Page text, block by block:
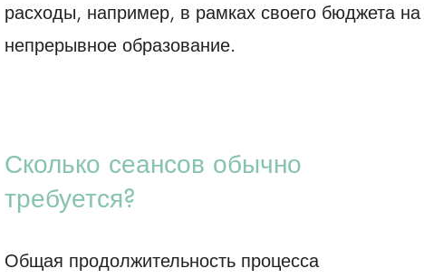
расходы, например, в рамках своего бюджета на
непрерывное образование.
Сколько сеансов обычно
требуется?
Общая продолжительность процесса